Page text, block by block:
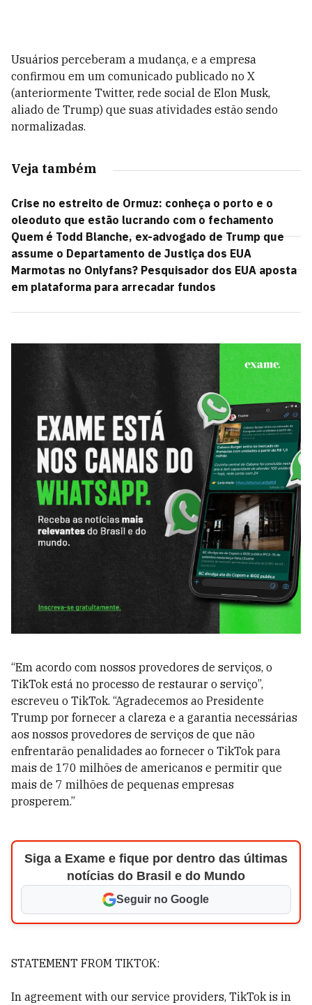
Usuários perceberam a mudança, e a empresa
confirmou em um comunicado publicado no X
(anteriormente Twitter, rede social de Elon Musk,
aliado de Trump) que suas atividades estão sendo
normalizadas.
Veja também
Crise no estreito de Ormuz: conheça o porto e o
oleoduto que estão lucrando com o fechamento
Quem é Todd Blanche, ex-advogado de Trump que
assume o Departamento de Justiça dos EUA
Marmotas no Onlyfans? Pesquisador dos EUA aposta
em plataforma para arrecadar fundos
“Em acordo com nossos provedores de serviços, o
TikTok está no processo de restaurar o serviço”,
escreveu o TikTok. “Agradecemos ao Presidente
Trump por fornecer a clareza e a garantia necessárias
aos nossos provedores de serviços de que não
enfrentarão penalidades ao fornecer o TikTok para
mais de 170 milhões de americanos e permitir que
mais de 7 milhões de pequenas empresas
prosperem.”
Siga a Exame e fique por dentro das últimas
notícias do Brasil e do Mundo
Seguir no Google
STATEMENT FROM TIKTOK:
In agreement with our service providers, TikTok is in